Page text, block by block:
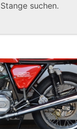
Stange suchen.